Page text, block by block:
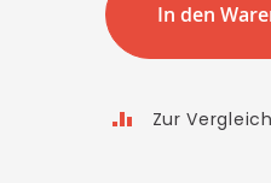
In den
Zur